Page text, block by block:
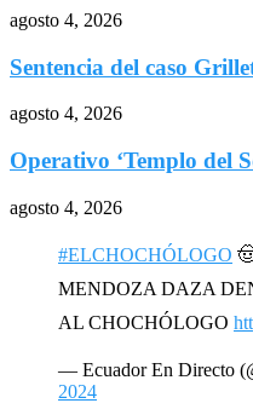
agosto 4, 2026
Sentencia del caso
agosto 4, 2026
Operativo ‘Templo del
agosto 4, 2026
#ELCHOCHÓLOGO
MENDOZA DAZA
AL CHOCHÓLOGO
— Ecuador En Directo
2024